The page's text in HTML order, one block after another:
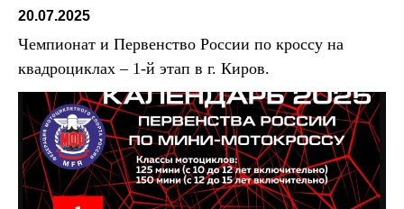
20.07.2025
Чемпионат и Первенство России по кроссу на
квадроциклах – 1-й этап в г. Киров.